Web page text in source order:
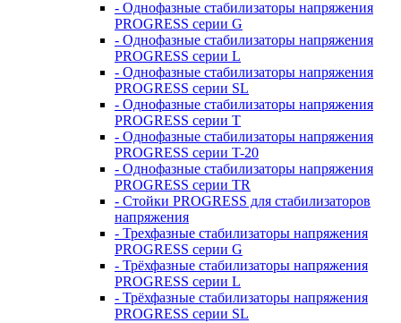
- Однофазные стабилизаторы напряжения
PROGRESS серии G
- Однофазные стабилизаторы напряжения
PROGRESS серии L
- Однофазные стабилизаторы напряжения
PROGRESS серии SL
- Однофазные стабилизаторы напряжения
PROGRESS серии T
- Однофазные стабилизаторы напряжения
PROGRESS серии T-20
- Однофазные стабилизаторы напряжения
PROGRESS серии TR
- Стойки PROGRESS для стабилизаторов
напряжения
- Трехфазные стабилизаторы напряжения
PROGRESS серии G
- Трёхфазные стабилизаторы напряжения
PROGRESS серии L
- Трёхфазные стабилизаторы напряжения
PROGRESS серии SL